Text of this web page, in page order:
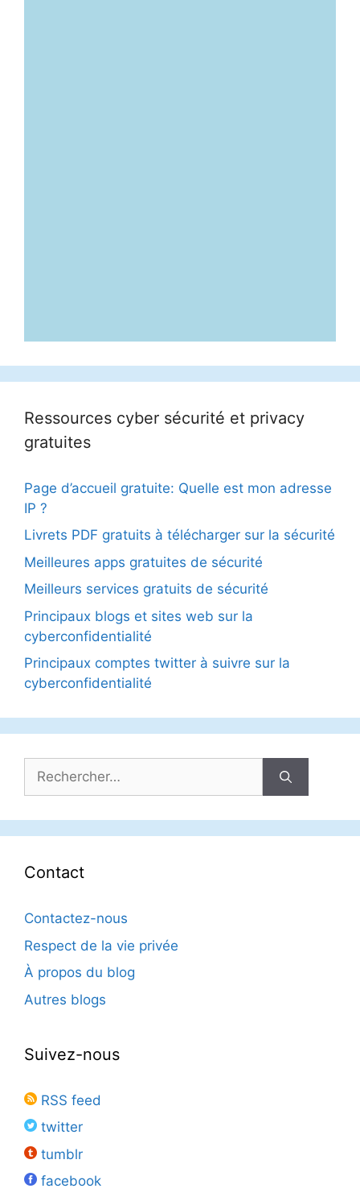
Ressources cyber sécurité et privacy
gratuites
Page d’accueil gratuite: Quelle est mon adresse
IP ?
Livrets PDF gratuits à télécharger sur la sécurité
Meilleures apps gratuites de sécurité
Meilleurs services gratuits de sécurité
Principaux blogs et sites web sur la
cyberconfidentialité
Principaux comptes twitter à suivre sur la
cyberconfidentialité
Rechercher :
Contact
Contactez-nous
Respect de la vie privée
À propos du blog
Autres blogs
Suivez-nous
RSS feed
twitter
tumblr
facebook